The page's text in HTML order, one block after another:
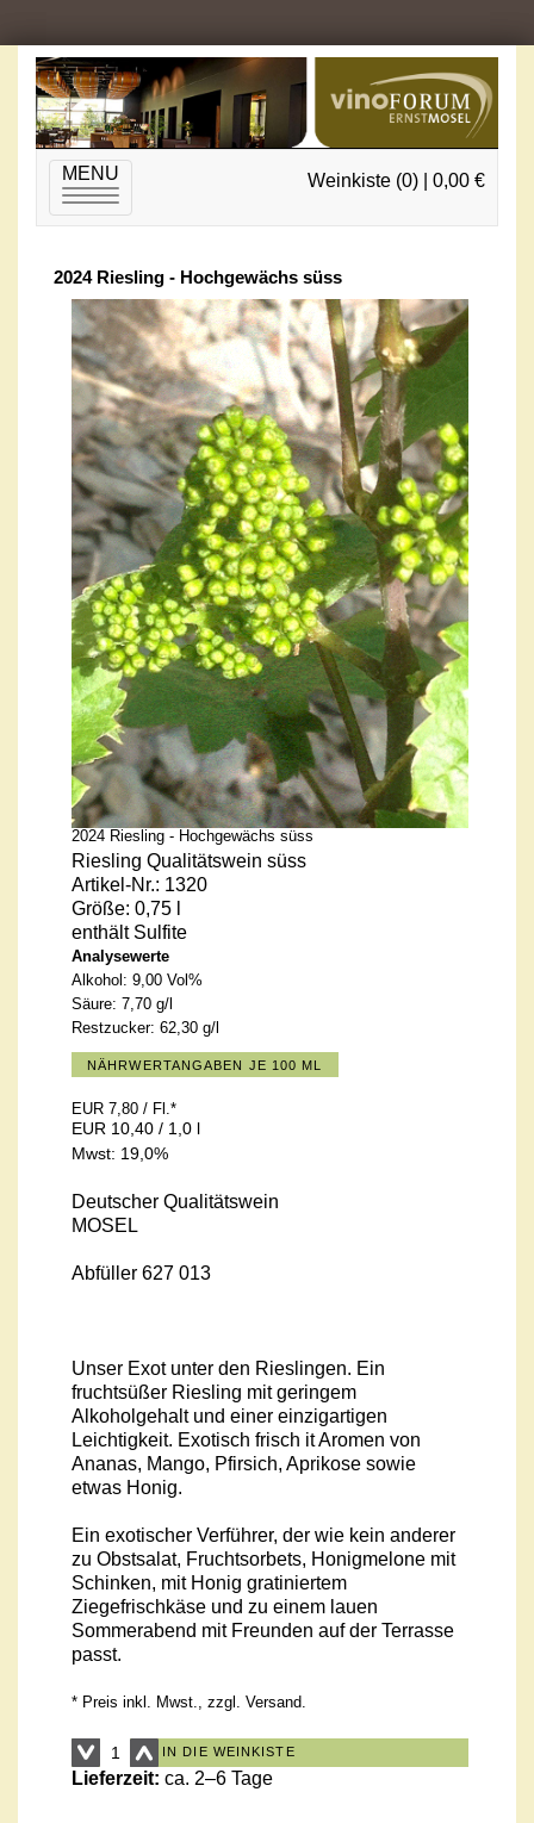
MENU
Toggle
navigation
Weinkiste (0) | 0,00 €
2024 Riesling - Hochgewächs süss
2024 Riesling - Hochgewächs süss
Riesling Qualitätswein süss
Artikel-Nr.: 1320
Größe: 0,75 l
enthält Sulfite
Analysewerte
Alkohol: 9,00 Vol%
Säure: 7,70 g/l
Restzucker: 62,30 g/l
NÄHRWERTANGABEN JE 100 ML
EUR 7,80 / Fl.*
EUR 10,40 / 1,0 l
Mwst: 19,0%
Deutscher Qualitätswein
MOSEL
Abfüller 627 013
Unser Exot unter den Rieslingen. Ein
fruchtsüßer Riesling mit geringem
Alkoholgehalt und einer einzigartigen
Leichtigkeit. Exotisch frisch it Aromen von
Ananas, Mango, Pfirsich, Aprikose sowie
etwas Honig.
Ein exotischer Verführer, der wie kein anderer
zu Obstsalat, Fruchtsorbets, Honigmelone mit
Schinken, mit Honig gratiniertem
Ziegefrischkäse und zu einem lauen
Sommerabend mit Freunden auf der Terrasse
passt.
* Preis inkl. Mwst., zzgl. Versand.
IN DIE WEINKISTE
Lieferzeit: ca. 2–6 Tage